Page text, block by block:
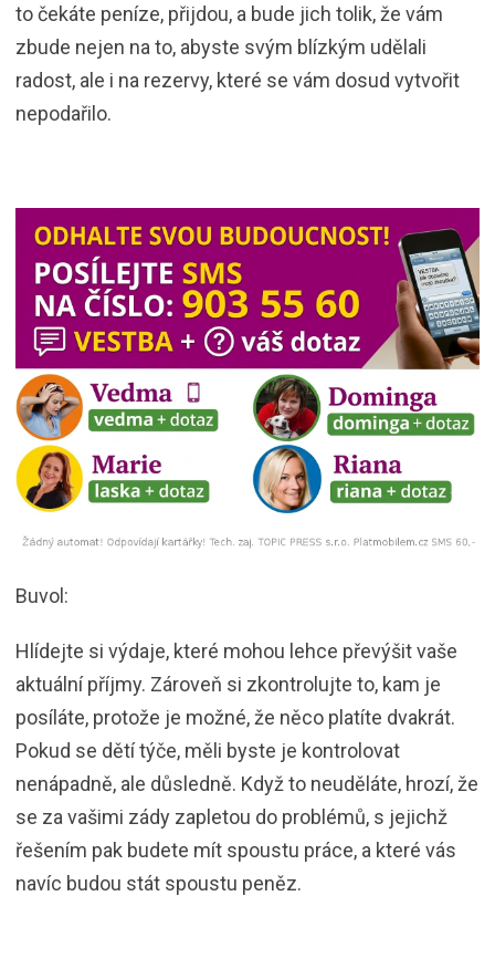
to čekáte peníze, přijdou, a bude jich tolik, že vám
zbude nejen na to, abyste svým blízkým udělali
radost, ale i na rezervy, které se vám dosud vytvořit
nepodařilo.
Buvol:
Hlídejte si výdaje, které mohou lehce převýšit vaše
aktuální příjmy. Zároveň si zkontrolujte to, kam je
posíláte, protože je možné, že něco platíte dvakrát.
Pokud se dětí týče, měli byste je kontrolovat
nenápadně, ale důsledně. Když to neuděláte, hrozí, že
se za vašimi zády zapletou do problémů, s jejichž
řešením pak budete mít spoustu práce, a které vás
navíc budou stát spoustu peněz.